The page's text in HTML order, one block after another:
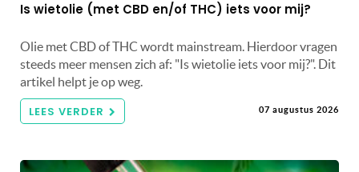
Is wietolie (met CBD en/of THC) iets voor mij?
Olie met CBD of THC wordt mainstream. Hierdoor vragen
steeds meer mensen zich af: "Is wietolie iets voor mij?". Dit
artikel helpt je op weg.
LEES VERDER 07 augustus 2026